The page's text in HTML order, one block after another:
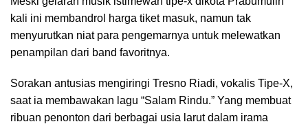
kali ini membandrol harga tiket masuk, namun tak
menyurutkan niat para pengemarnya untuk melewatkan
penampilan dari band favoritnya.
Sorakan antusias mengiringi Tresno Riadi, vokalis Tipe-X,
saat ia membawakan lagu “Salam Rindu.” Yang membuat
ribuan penonton dari berbagai usia larut dalam irama